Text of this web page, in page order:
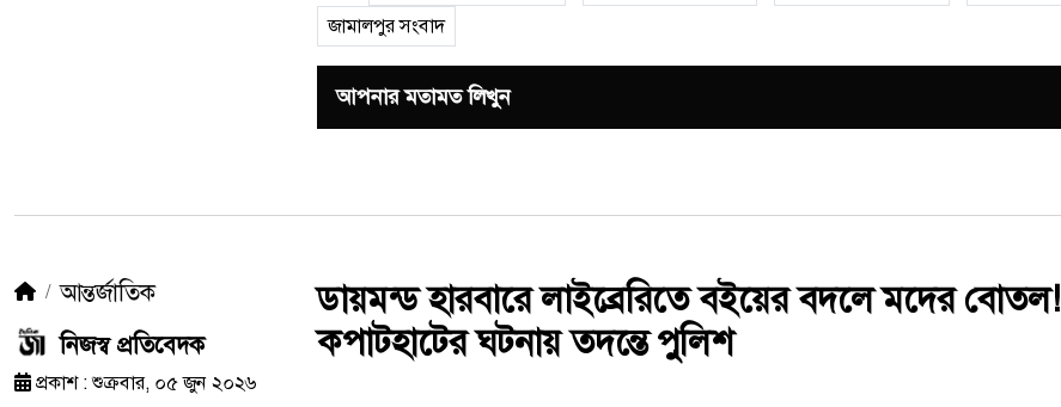
জামালপুর সংবাদ
আপনার মতামত লিখুন
আন্তর্জাতিক
নিজস্ব প্রতিবেদক
প্রকাশ : শুক্রবার, ০৫ জুন ২০২৬
ডায়মন্ড হারবারে লাইব্রেরিতে বইয়ের বদলে মদের বোতল!
কপাটহাটের ঘটনায় তদন্তে পুলিশ